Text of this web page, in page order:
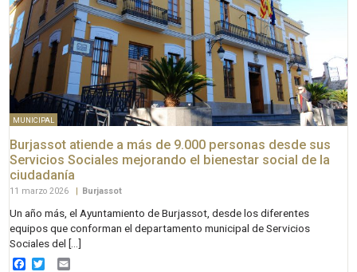
MUNICIPAL
Burjassot atiende a más de 9.000 personas desde sus
Servicios Sociales mejorando el bienestar social de la
ciudadanía
11 marzo 2026 Burjassot
Un año más, el Ayuntamiento de Burjassot, desde los diferentes
equipos que conforman el departamento municipal de Servicios
Sociales del […]
Facebook
Twitter